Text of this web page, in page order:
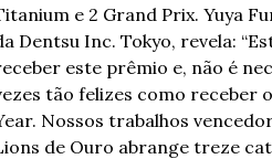
e 2 Grand Prix. Yuya
Dentsu Inc. Tokyo, revela:
este prêmio e, não é
tão felizes como receber
Nossos trabalhos
de Ouro abrange treze